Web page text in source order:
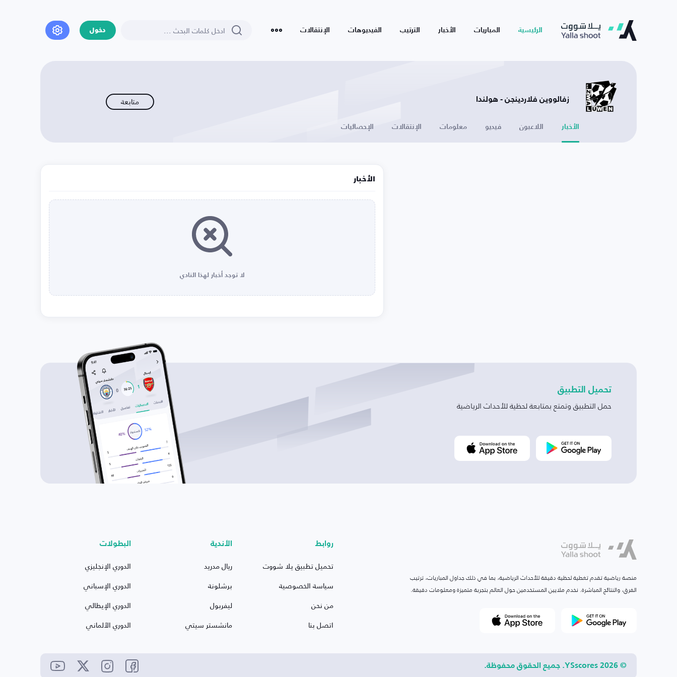
الرئيسية المباريات الأخبار الترتيب الفيديوهات الإنتقالات دخول
زفالووين فلاردينجن - هولندا متابعة
الأخبار اللاعبون فيديو معلومات الإنتقالات الإحصائيات
الأخبار
لا توجد أخبار لهذا النادي
تحميل التطبيق
حمل التطبيق وتمتع بمتابعة لحظية للأحداث الرياضية
منصة رياضية تقدم تغطية لحظية دقيقة للأحداث الرياضية، بما في ذلك جداول المباريات، ترتيب
الفرق، والنتائج المباشرة. نخدم ملايين المستخدمين حول العالم بتجربة متميزة ومعلومات دقيقة.
روابط
تحميل تطبيق يلا شووت
سياسة الخصوصية
من نحن
اتصل بنا
الأندية
ريال مدريد
برشلونة
ليفربول
مانشستر سيتي
البطولات
الدوري الإنجليزي
الدوري الإسباني
الدوري الإيطالي
الدوري الألماني
© 2026 YSscores. جميع الحقوق محفوظة.